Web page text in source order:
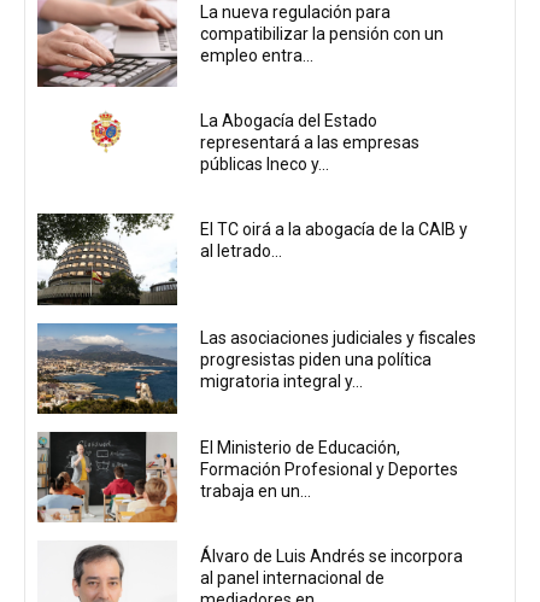
La nueva regulación para
compatibilizar la pensión con un
empleo entra...
La Abogacía del Estado
representará a las empresas
públicas Ineco y...
El TC oirá a la abogacía de la CAIB y
al letrado...
Las asociaciones judiciales y fiscales
progresistas piden una política
migratoria integral y...
El Ministerio de Educación,
Formación Profesional y Deportes
trabaja en un...
Álvaro de Luis Andrés se incorpora
al panel internacional de